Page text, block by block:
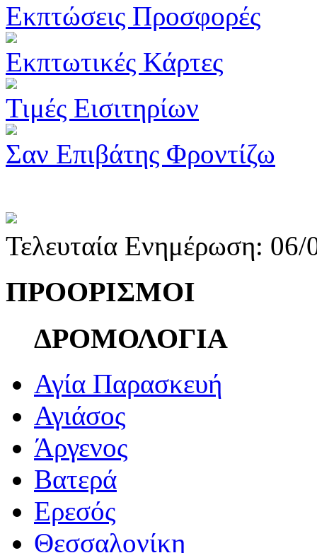
Εκπτώσεις Προσφορές
Εκπτωτικές Κάρτες
Τιμές Εισιτηρίων
Σαν Επιβάτης Φροντίζω
Τελευταία Ενημέρωση:
ΠΡΟΟΡΙΣΜΟΙ
ΔΡΟΜΟΛΟΓΙΑ
Αγία Παρασκευή
Αγιάσος
Άργενος
Βατερά
Ερεσός
Θεσσαλονίκη